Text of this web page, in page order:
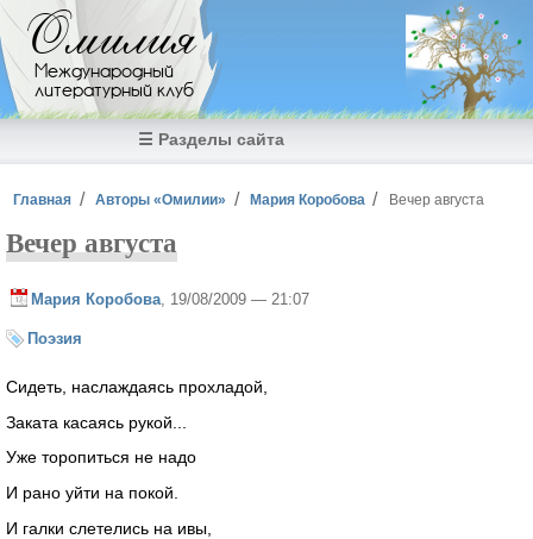
Перейти к основному содержанию
Омилия
Международный
литературный клуб
☰ Разделы сайта
Вы здесь
Главная Авторы «Омилии» Мария Коробова Вечер августа
Вечер августа
Мария Коробова , 19/08/2009 — 21:07
Поэзия
Сидеть, наслаждаясь прохладой,
Заката касаясь рукой...
Уже торопиться не надо
И рано уйти на покой.
И галки слетелись на ивы,